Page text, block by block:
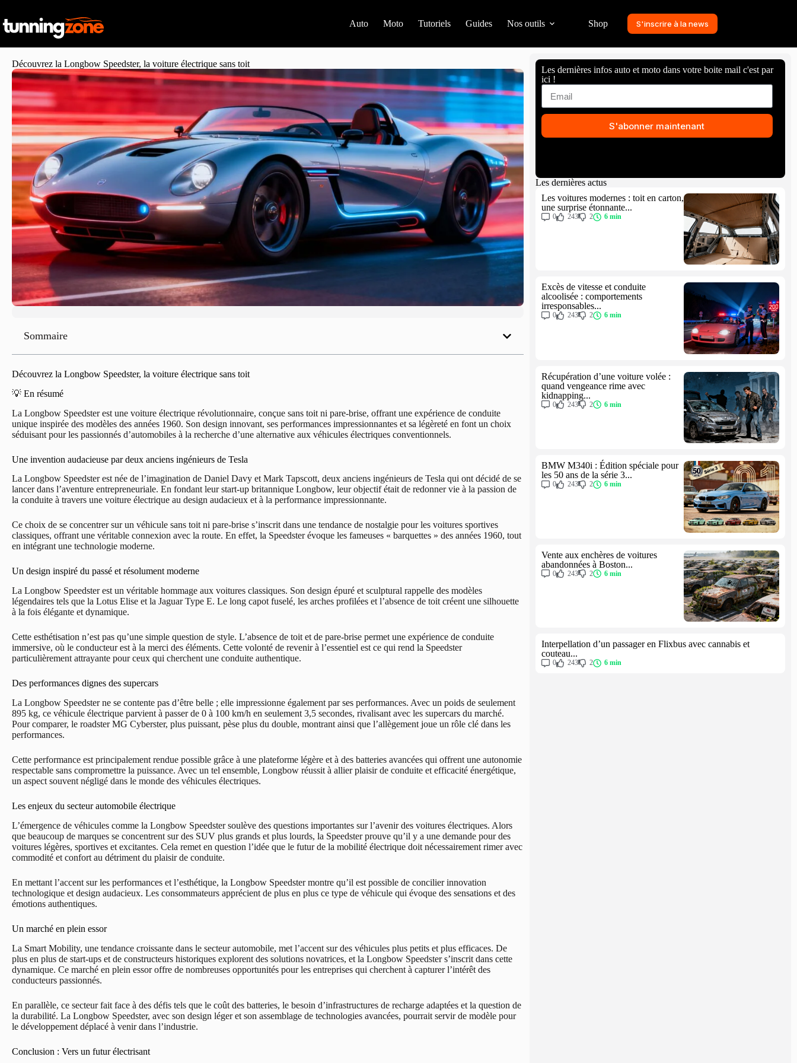
Auto Moto Tutoriels Guides Nos outils Shop S'inscrire à la news
Découvrez la Longbow Speedster, la voiture électrique sans toit
Sommaire
Découvrez la Longbow Speedster, la voiture électrique sans toit
💡 En résumé
La Longbow Speedster est une voiture électrique révolutionnaire, conçue sans toit ni pare-brise, offrant une expérience de conduite
unique inspirée des modèles des années 1960. Son design innovant, ses performances impressionnantes et sa légèreté en font un choix
séduisant pour les passionnés d’automobiles à la recherche d’une alternative aux véhicules électriques conventionnels.
Une invention audacieuse par deux anciens ingénieurs de Tesla
La Longbow Speedster est née de l’imagination de Daniel Davy et Mark Tapscott, deux anciens ingénieurs de Tesla qui ont décidé de se
lancer dans l’aventure entrepreneuriale. En fondant leur start-up britannique Longbow, leur objectif était de redonner vie à la passion de
la conduite à travers une voiture électrique au design audacieux et à la performance impressionnante.
Ce choix de se concentrer sur un véhicule sans toit ni pare-brise s’inscrit dans une tendance de nostalgie pour les voitures sportives
classiques, offrant une véritable connexion avec la route. En effet, la Speedster évoque les fameuses « barquettes » des années 1960, tout
en intégrant une technologie moderne.
Un design inspiré du passé et résolument moderne
La Longbow Speedster est un véritable hommage aux voitures classiques. Son design épuré et sculptural rappelle des modèles
légendaires tels que la Lotus Elise et la Jaguar Type E. Le long capot fuselé, les arches profilées et l’absence de toit créent une silhouette
à la fois élégante et dynamique.
Cette esthétisation n’est pas qu’une simple question de style. L’absence de toit et de pare-brise permet une expérience de conduite
immersive, où le conducteur est à la merci des éléments. Cette volonté de revenir à l’essentiel est ce qui rend la Speedster
particulièrement attrayante pour ceux qui cherchent une conduite authentique.
Des performances dignes des supercars
La Longbow Speedster ne se contente pas d’être belle ; elle impressionne également par ses performances. Avec un poids de seulement
895 kg, ce véhicule électrique parvient à passer de 0 à 100 km/h en seulement 3,5 secondes, rivalisant avec les supercars du marché.
Pour comparer, le roadster MG Cyberster, plus puissant, pèse plus du double, montrant ainsi que l’allègement joue un rôle clé dans les
performances.
Cette performance est principalement rendue possible grâce à une plateforme légère et à des batteries avancées qui offrent une autonomie
respectable sans compromettre la puissance. Avec un tel ensemble, Longbow réussit à allier plaisir de conduite et efficacité énergétique,
un aspect souvent négligé dans le monde des véhicules électriques.
Les enjeux du secteur automobile électrique
L’émergence de véhicules comme la Longbow Speedster soulève des questions importantes sur l’avenir des voitures électriques. Alors
que beaucoup de marques se concentrent sur des SUV plus grands et plus lourds, la Speedster prouve qu’il y a une demande pour des
voitures légères, sportives et excitantes. Cela remet en question l’idée que le futur de la mobilité électrique doit nécessairement rimer avec
commodité et confort au détriment du plaisir de conduite.
En mettant l’accent sur les performances et l’esthétique, la Longbow Speedster montre qu’il est possible de concilier innovation
technologique et design audacieux. Les consommateurs apprécient de plus en plus ce type de véhicule qui évoque des sensations et des
émotions authentiques.
Un marché en plein essor
La Smart Mobility, une tendance croissante dans le secteur automobile, met l’accent sur des véhicules plus petits et plus efficaces. De
plus en plus de start-ups et de constructeurs historiques explorent des solutions novatrices, et la Longbow Speedster s’inscrit dans cette
dynamique. Ce marché en plein essor offre de nombreuses opportunités pour les entreprises qui cherchent à capturer l’intérêt des
conducteurs passionnés.
En parallèle, ce secteur fait face à des défis tels que le coût des batteries, le besoin d’infrastructures de recharge adaptées et la question de
la durabilité. La Longbow Speedster, avec son design léger et son assemblage de technologies avancées, pourrait servir de modèle pour
le développement déplacé à venir dans l’industrie.
Conclusion : Vers un futur électrisant
Les dernières infos auto et moto dans votre boite mail c'est par
ici !
S'abonner maintenant
Les dernières actus
Les voitures modernes : toit en carton,
une surprise étonnante...
0 243 2 6 min
Excès de vitesse et conduite
alcoolisée : comportements
irresponsables...
0 243 2 6 min
Récupération d’une voiture volée :
quand vengeance rime avec
kidnapping...
0 243 2 6 min
BMW M340i : Édition spéciale pour
les 50 ans de la série 3...
0 243 2 6 min
Vente aux enchères de voitures
abandonnées à Boston...
0 243 2 6 min
Interpellation d’un passager en Flixbus avec cannabis et
couteau...
0 243 2 6 min